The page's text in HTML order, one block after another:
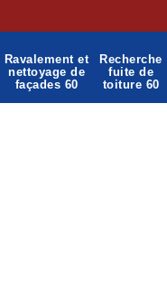
Ravalement et
nettoyage de
façades 60
Recherche
fuite de
toiture 60